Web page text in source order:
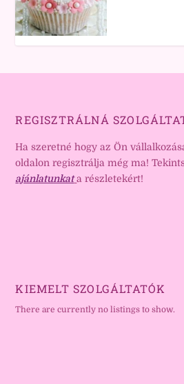
REGISZTRÁLNÁ
Ha szeretné hogy az Ön
oldalon regisztrálja még ma!
ajánlatunkat a részletekért!
KIEMELT SZOLGÁLTATÓK
There are currently no listings to show.